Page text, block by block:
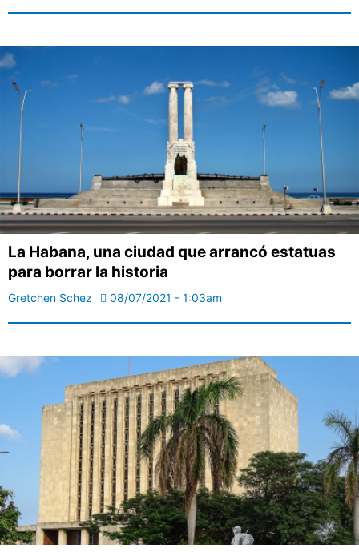
La Habana, una ciudad que arrancó estatuas
para borrar la historia
Gretchen Schez 08/07/2021 - 1:03am